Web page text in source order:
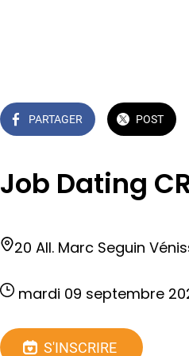
PARTAGER POST
Job Dating
20 All. Marc Seguin
mardi 09 septembre
S'INSCRIRE